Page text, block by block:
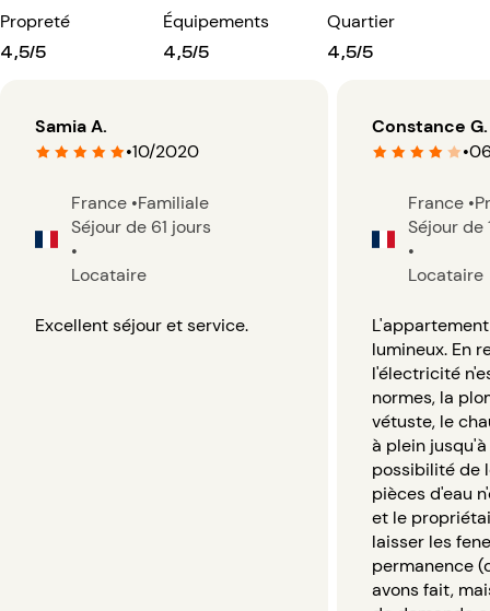
Propreté
4,5/5
Équipements
4,5/5
Quartier
4,5/5
Samia A.
•10/2020
France •Familiale
Séjour de 61 jours
•
Locataire
Excellent séjour et service.
Constance G.
•
France •
Séjour de
•
Locataire
lumineux. En
l'électricité
normes, la
vétuste, le
à plein
possibilité de
pièces d'eau
et le
laisser les
permanence
avons fait,